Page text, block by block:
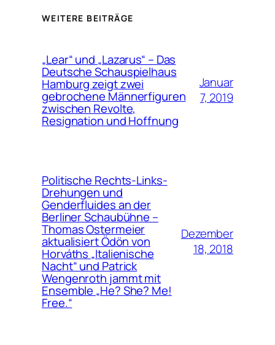
WEITERE BEITRÄGE
„Lear“ und „Lazarus“ – Das
Deutsche Schauspielhaus
Hamburg zeigt zwei
gebrochene Männerfiguren
zwischen Revolte,
Resignation und Hoffnung
Januar
7, 2019
Politische Rechts-Links-
Drehungen und
Genderfluides an der
Berliner Schaubühne –
Thomas Ostermeier
aktualisiert Ödön von
Horváths „Italienische
Nacht“ und Patrick
Wengenroth jammt mit
Ensemble „He? She? Me!
Free.“
Dezember
18, 2018